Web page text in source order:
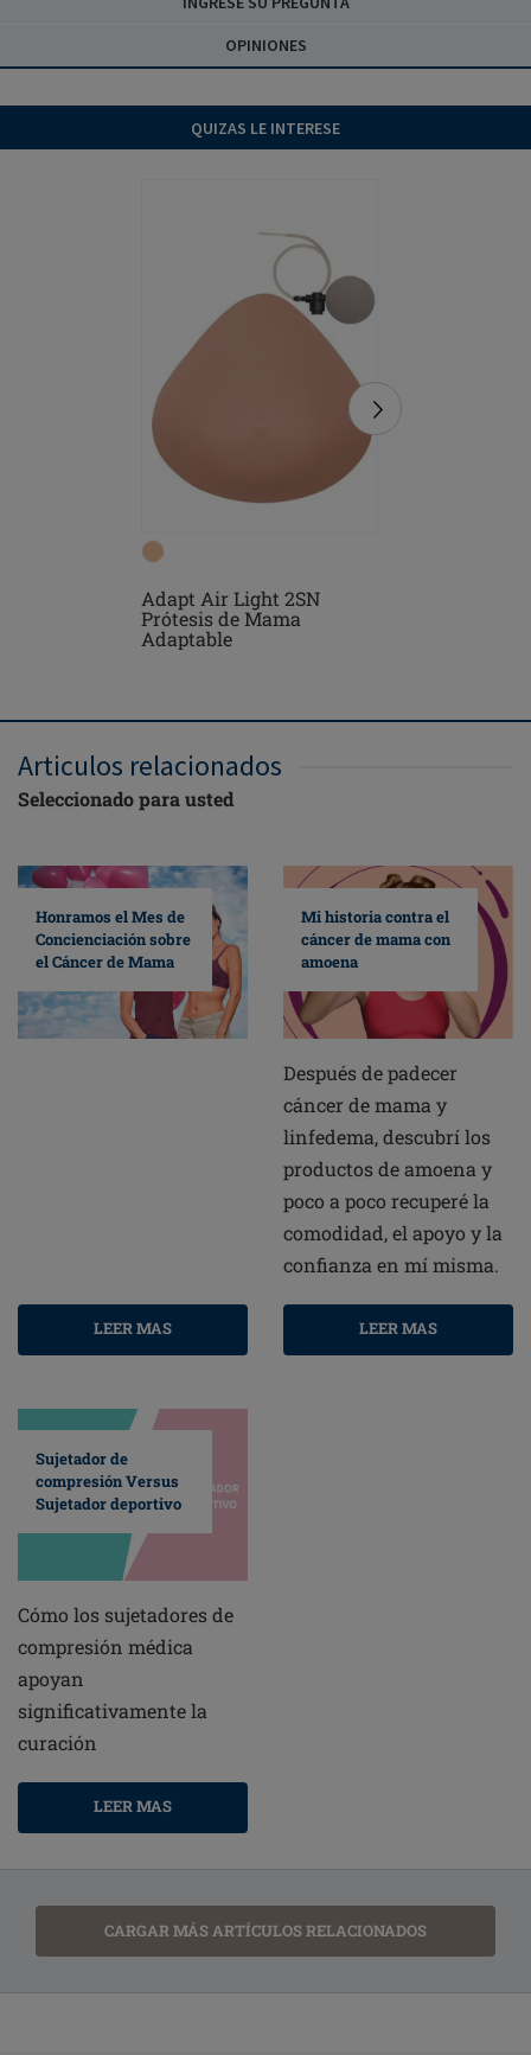
OPINIONES
QUIZAS LE INTERESE
Adapt Air Light 2SN
Prótesis de Mama
Adaptable
Articulos relacionados
Seleccionado para usted
Honramos el Mes de
Concienciación sobre
el Cáncer de Mama
LEER MAS
Mi historia contra el
cáncer de mama con
amoena
Después de padecer
cáncer de mama y
linfedema, descubrí los
productos de amoena y
poco a poco recuperé la
comodidad, el apoyo y la
confianza en mí misma.
LEER MAS
Sujetador de
compresión Versus
Sujetador deportivo
Cómo los sujetadores de
compresión médica
apoyan
significativamente la
curación
LEER MAS
CARGAR MÁS ARTÍCULOS RELACIONADOS